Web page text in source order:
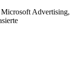
Advertising,